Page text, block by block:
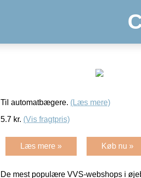
Til automatbægere. (Læs mere)
5.7 kr. (Vis fragtpris)
Læs mere » Køb nu »
De mest populære VVS-webshops i